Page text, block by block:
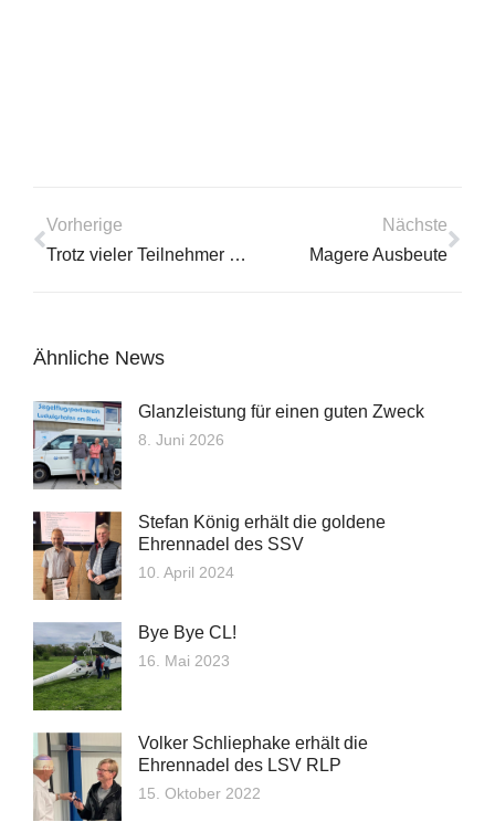
Vorherige
Trotz vieler Teilnehmer nur Trostpünktchen
Nächste
Magere Ausbeute
Ähnliche News
Glanzleistung für einen guten Zweck
8. Juni 2026
Stefan König erhält die goldene
Ehrennadel des SSV
10. April 2024
Bye Bye CL!
16. Mai 2023
Volker Schliephake erhält die
Ehrennadel des LSV RLP
15. Oktober 2022